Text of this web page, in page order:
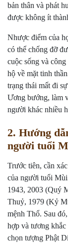
bản thân và phát
được không ít
Nhược điểm của
có thể chống đỡ
cuộc sống và
hộ về mặt tinh
trạng thái mất đi
Ương bướng, làm
người khác nhiều
2. Hướng
người tuổi
Trước tiên, cần
của người tuổi
1943, 2003 (Quý
Thuỷ, 1979 (Kỷ
mệnh Thổ. Sau
hợp và tương
chọn tượng Phật